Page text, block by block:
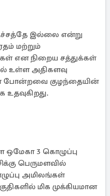
இல்லை என்று
மற்றும்
என நிறைய சத்துக்கள்
உள்ள அதிகளவு
போன்றவை குழந்தையின்
3 கொழுப்பு
பெருமளவில்
அமிலங்கள்
மிக முக்கியமான